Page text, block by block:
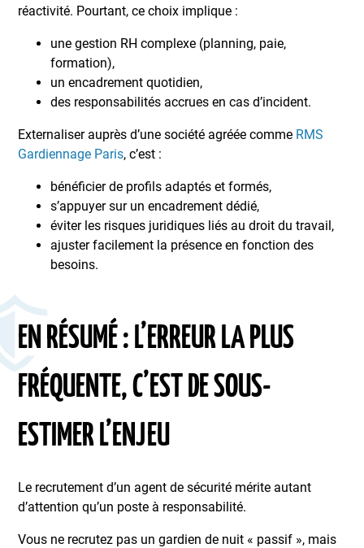
réactivité. Pourtant, ce choix implique :
une gestion RH complexe (planning, paie,
formation),
un encadrement quotidien,
des responsabilités accrues en cas d’incident.
Externaliser auprès d’une société agréée comme RMS
Gardiennage Paris, c’est :
bénéficier de profils adaptés et formés,
s’appuyer sur un encadrement dédié,
éviter les risques juridiques liés au droit du travail,
ajuster facilement la présence en fonction des
besoins.
EN RÉSUMÉ : L’ERREUR LA PLUS
FRÉQUENTE, C’EST DE SOUS-
ESTIMER L’ENJEU
Le recrutement d’un agent de sécurité mérite autant
d’attention qu’un poste à responsabilité.
Vous ne recrutez pas un gardien de nuit « passif », mais